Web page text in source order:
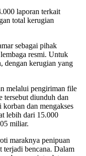
laporan terkait
total kerugian
sebagai pihak
resmi. Untuk
dengan kerugian yang
melalui pengiriman file
diunduh dan
dan mengakses
lebih dari 15.000
miliar.
maraknya penipuan
terjadi bencana. Dalam